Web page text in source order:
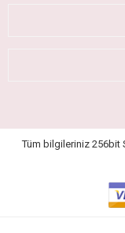
Tüm bilgileriniz 256bit